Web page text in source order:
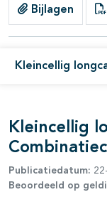
Bijlagen
Kleincellig
open- en
open- en
open- en
Kleincellig
Publicatiedatum:
Beoordeeld op